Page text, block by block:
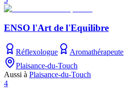
ENSO l'Art de l'Equilibre
Réflexologue Aromathérapeute
Plaisance-du-Touch
Aussi à Plaisance-du-Touch
4